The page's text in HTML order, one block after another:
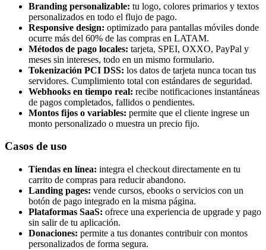
Branding personalizable: tu logo, colores primarios y textos
personalizados en todo el flujo de pago.
Responsive design: optimizado para pantallas móviles donde
ocurre más del 60% de las compras en LATAM.
Métodos de pago locales: tarjeta, SPEI, OXXO, PayPal y
meses sin intereses, todo en un mismo formulario.
Tokenización PCI DSS: los datos de tarjeta nunca tocan tus
servidores. Cumplimiento total con estándares de seguridad.
Webhooks en tiempo real: recibe notificaciones instantáneas
de pagos completados, fallidos o pendientes.
Montos fijos o variables: permite que el cliente ingrese un
monto personalizado o muestra un precio fijo.
Casos de uso
Tiendas en línea: integra el checkout directamente en tu
carrito de compras para reducir abandono.
Landing pages: vende cursos, ebooks o servicios con un
botón de pago integrado en la misma página.
Plataformas SaaS: ofrece una experiencia de upgrade y pago
sin salir de tu aplicación.
Donaciones: permite a tus donantes contribuir con montos
personalizados de forma segura.